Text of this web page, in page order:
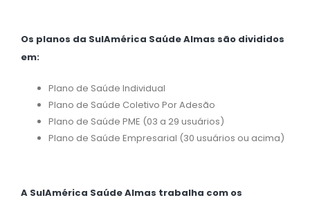
Os planos da SulAmérica Saúde Almas são divididos
em:
Plano de Saúde Individual
Plano de Saúde Coletivo Por Adesão
Plano de Saúde PME (03 a 29 usuários)
Plano de Saúde Empresarial (30 usuários ou acima)
A SulAmérica Saúde Almas trabalha com os